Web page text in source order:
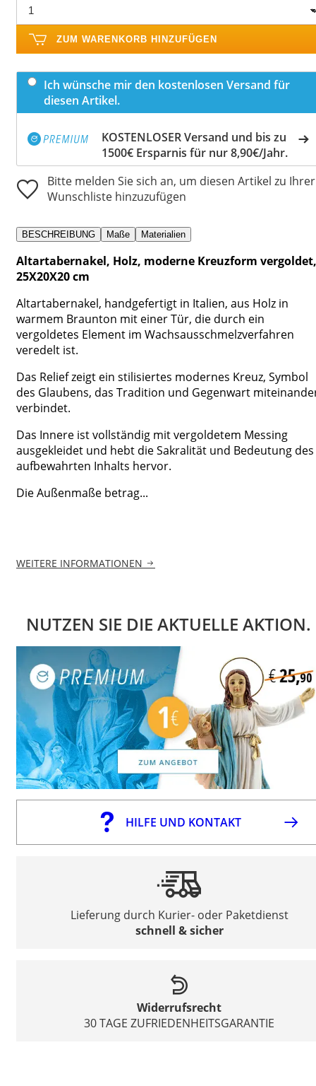
ZUM WARENKORB HINZUFÜGEN
Ich wünsche mir den kostenlosen Versand für
diesen Artikel.
KOSTENLOSER Versand und bis zu
1500€ Ersparnis für nur 8,90€/Jahr.
Bitte melden Sie sich an, um diesen Artikel zu Ihrer
Wunschliste hinzuzufügen
BESCHREIBUNG Maße Materialien
Altartabernakel, Holz, moderne Kreuzform vergoldet,
25X20X20 cm
Altartabernakel, handgefertigt in Italien, aus Holz in
warmem Braunton mit einer Tür, die durch ein
vergoldetes Element im Wachsausschmelzverfahren
veredelt ist.
Das Relief zeigt ein stilisiertes modernes Kreuz, Symbol
des Glaubens, das Tradition und Gegenwart
verbindet.
Das Innere ist vollständig mit vergoldetem Messing
ausgekleidet und hebt die Sakralität und Bedeutung des
aufbewahrten Inhalts hervor.
Die Außenmaße betrag...
WEITERE INFORMATIONEN
NUTZEN SIE DIE AKTUELLE AKTION.
HILFE UND KONTAKT
Lieferung durch Kurier- oder Paketdienst
schnell & sicher
Widerrufsrecht
30 TAGE ZUFRIEDENHEITSGARANTIE